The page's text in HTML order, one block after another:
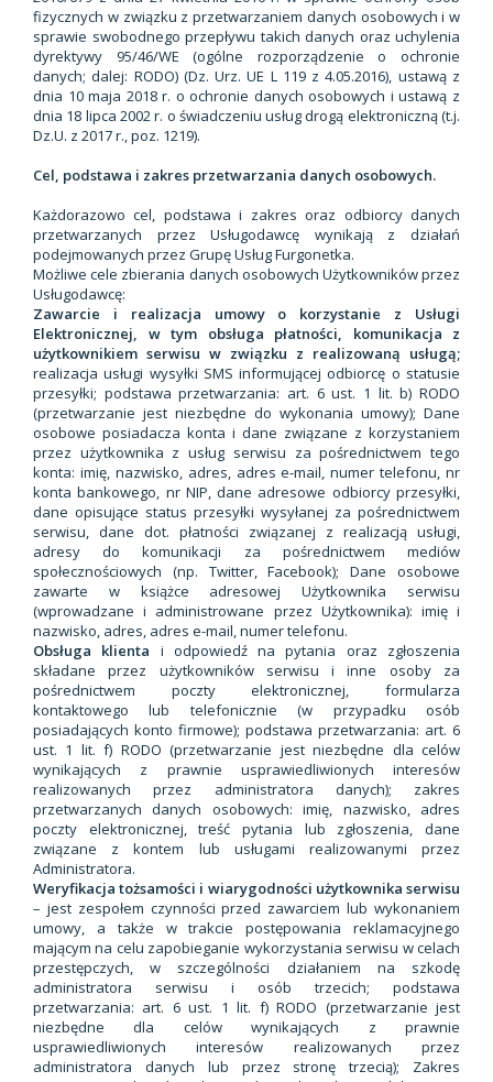
fizycznych w związku z przetwarzaniem danych osobowych i w
sprawie swobodnego przepływu takich danych oraz uchylenia
dyrektywy 95/46/WE (ogólne rozporządzenie o ochronie
danych; dalej: RODO) (Dz. Urz. UE L 119 z 4.05.2016), ustawą z
dnia 10 maja 2018 r. o ochronie danych osobowych i ustawą z
dnia 18 lipca 2002 r. o świadczeniu usług drogą elektroniczną (t.j.
Dz.U. z 2017 r., poz. 1219).
Cel, podstawa i zakres przetwarzania danych osobowych.
Każdorazowo cel, podstawa i zakres oraz odbiorcy danych
przetwarzanych przez Usługodawcę wynikają z działań
podejmowanych przez Grupę Usług Furgonetka.
Możliwe cele zbierania danych osobowych Użytkowników przez
Usługodawcę:
Zawarcie i realizacja umowy o korzystanie z Usługi
Elektronicznej, w tym obsługa płatności, komunikacja z
użytkownikiem serwisu w związku z realizowaną usługą;
realizacja usługi wysyłki SMS informującej odbiorcę o statusie
przesyłki; podstawa przetwarzania: art. 6 ust. 1 lit. b) RODO
(przetwarzanie jest niezbędne do wykonania umowy); Dane
osobowe posiadacza konta i dane związane z korzystaniem
przez użytkownika z usług serwisu za pośrednictwem tego
konta: imię, nazwisko, adres, adres e-mail, numer telefonu, nr
konta bankowego, nr NIP, dane adresowe odbiorcy przesyłki,
dane opisujące status przesyłki wysyłanej za pośrednictwem
serwisu, dane dot. płatności związanej z realizacją usługi,
adresy do komunikacji za pośrednictwem mediów
społecznościowych (np. Twitter, Facebook); Dane osobowe
zawarte w książce adresowej Użytkownika serwisu
(wprowadzane i administrowane przez Użytkownika): imię i
nazwisko, adres, adres e-mail, numer telefonu.
Obsługa klienta i odpowiedź na pytania oraz zgłoszenia
składane przez użytkowników serwisu i inne osoby za
pośrednictwem poczty elektronicznej, formularza
kontaktowego lub telefonicznie (w przypadku osób
posiadających konto firmowe); podstawa przetwarzania: art. 6
ust. 1 lit. f) RODO (przetwarzanie jest niezbędne dla celów
wynikających z prawnie usprawiedliwionych interesów
realizowanych przez administratora danych); zakres
przetwarzanych danych osobowych: imię, nazwisko, adres
poczty elektronicznej, treść pytania lub zgłoszenia, dane
związane z kontem lub usługami realizowanymi przez
Administratora.
Weryfikacja tożsamości i wiarygodności użytkownika serwisu
– jest zespołem czynności przed zawarciem lub wykonaniem
umowy, a także w trakcie postępowania reklamacyjnego
mającym na celu zapobieganie wykorzystania serwisu w celach
przestępczych, w szczególności działaniem na szkodę
administratora serwisu i osób trzecich; podstawa
przetwarzania: art. 6 ust. 1 lit. f) RODO (przetwarzanie jest
niezbędne dla celów wynikających z prawnie
usprawiedliwionych interesów realizowanych przez
administratora danych lub przez stronę trzecią); Zakres